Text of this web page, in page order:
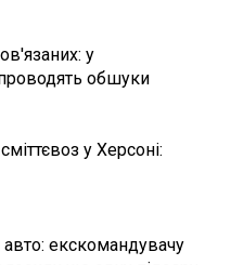
у
обшуки
у Херсоні:
авто: екскомандувачу